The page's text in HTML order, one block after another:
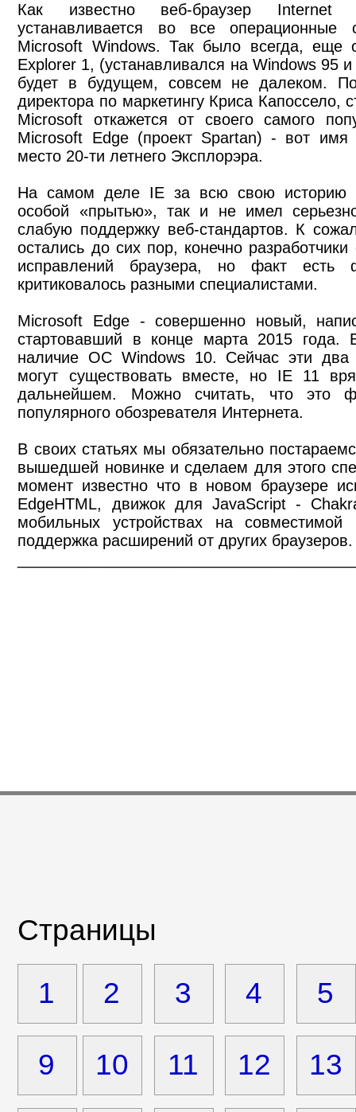
1 2 3 4 5
9 10 11 12 13
Как известно веб-браузер
устанавливается во все операционные
Microsoft Windows. Так было всегда, еще
Explorer 1, (устанавливался на Windows 95
будет в будущем, совсем не далеком.
директора по маркетингу Криса Капоссело,
Microsoft откажется от своего самого
Microsoft Edge (проект Spartan) - вот имя
место 20-ти летнего Эксплорэра.
На самом деле IE за всю свою историю
особой «прытью», так и не имел
слабую поддержку веб-стандартов. К
остались до сих пор, конечно
исправлений браузера, но факт есть
критиковалось разными специалистами.
Microsoft Edge - совершенно новый,
стартовавший в конце марта 2015 года.
наличие ОС Windows 10. Сейчас эти два
могут существовать вместе, но IE 11
дальнейшем. Можно считать, что это
популярного обозревателя Интернета.
В своих статьях мы обязательно
вышедшей новинке и сделаем для этого
момент известно что в новом браузере
EdgeHTML, движок для JavaScript -
мобильных устройствах на
поддержка расширений от других браузеров.
Страницы